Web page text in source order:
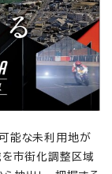
能な未利用地が
を市街化調整区域